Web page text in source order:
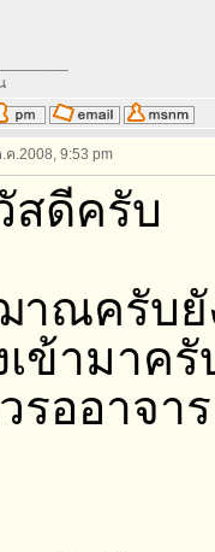
ค.2008, 9:53 pm
ดีครับ
าณครับยั
เข้ามาค
วรออาจ